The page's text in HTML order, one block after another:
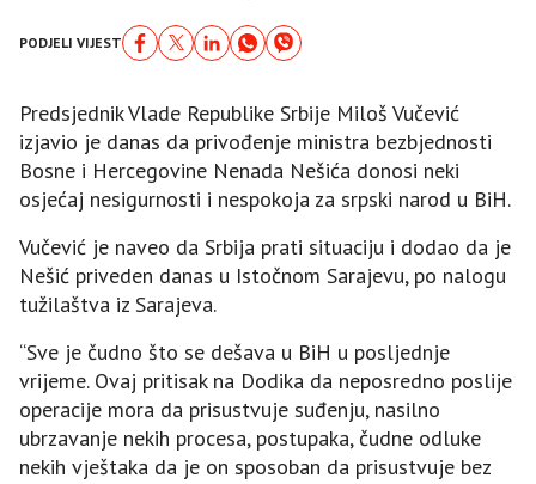
PODJELI VIJEST
Predsjednik Vlade Republike Srbije Miloš Vučević
izjavio je danas da privođenje ministra bezbjednosti
Bosne i Hercegovine Nenada Nešića donosi neki
osjećaj nesigurnosti i nespokoja za srpski narod u BiH.
Vučević je naveo da Srbija prati situaciju i dodao da je
Nešić priveden danas u Istočnom Sarajevu, po nalogu
tužilaštva iz Sarajeva.
“Sve je čudno što se dešava u BiH u posljednje
vrijeme. Ovaj pritisak na Dodika da neposredno poslije
operacije mora da prisustvuje suđenju, nasilno
ubrzavanje nekih procesa, postupaka, čudne odluke
nekih vještaka da je on sposoban da prisustvuje bez